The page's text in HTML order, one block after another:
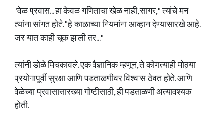
"वेळ प्रवास... हा केवळ गणिताचा खेळ नाही, सागर," त्यांचे मन
त्यांना सांगत होते. "हे काळाच्या नियमांना आव्हान देण्यासारखे आहे.
जर यात काही चूक झाली तर..."
त्यांनी डोळे मिचकावले. एक वैज्ञानिक म्हणून, ते कोणत्याही मोठ्या
प्रयोगापूर्वी सुरक्षा आणि पडताळणीवर विश्वास ठेवत होते. आणि
वेळेच्या प्रवासासारख्या गोष्टीसाठी, ही पडताळणी अत्यावश्यक
होती.